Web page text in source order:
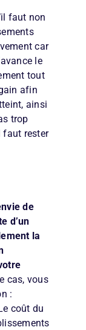
faut non
car
le
tout
afin
ainsi
trop
faut rester
de
d’un
la
cas, vous
:
coût du